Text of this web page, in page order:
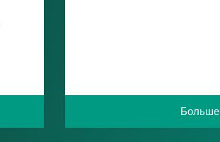
Больше